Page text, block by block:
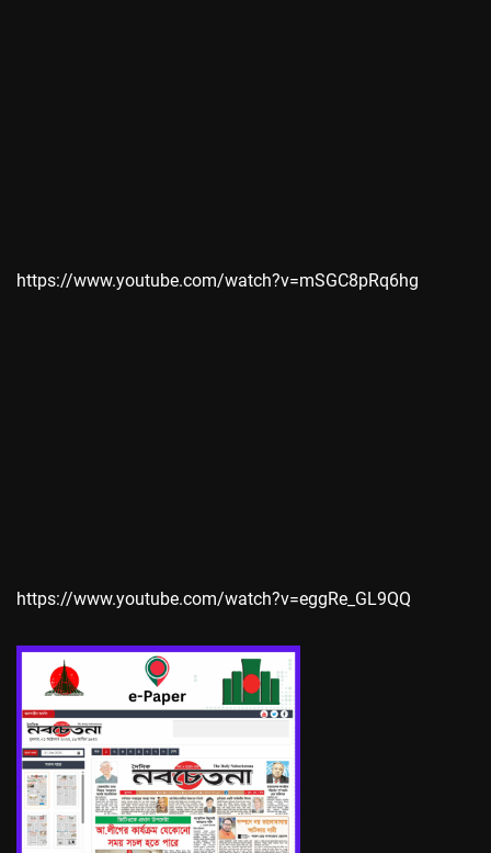
https://www.youtube.com/watch?v=mSGC8pRq6hg
https://www.youtube.com/watch?v=eggRe_GL9QQ